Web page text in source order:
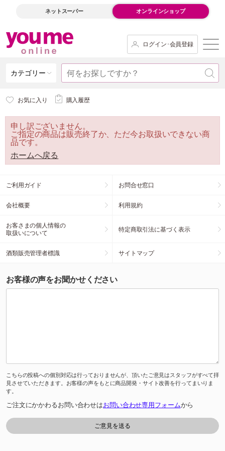
ネットスーパー オンラインショップ
ログイン･会員登録
カテゴリー
お気に入り 購入履歴
申し訳ございません。
ご指定の商品は販売終了か、ただ今お取扱いできない商
品です。
ホームへ戻る
ご利用ガイド お問合せ窓口
会社概要 利用規約
お客さまの個人情報の
取扱いについて
特定商取引法に基づく表示
酒類販売管理者標識 サイトマップ
お客様の声をお聞かせください
こちらの投稿への個別対応は行っておりませんが、頂いたご意見はスタッフがすべて拝
見させていただきます。お客様の声をもとに商品開発・サイト改善を行ってまいりま
す。
ご注文にかかわるお問い合わせはお問い合わせ専用フォームから